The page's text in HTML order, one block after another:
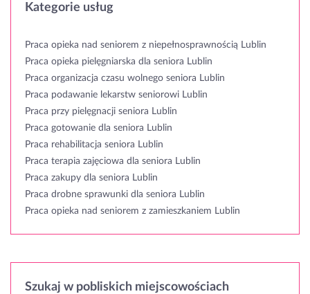
Kategorie usług
Praca opieka nad seniorem z niepełnosprawnością Lublin
Praca opieka pielęgniarska dla seniora Lublin
Praca organizacja czasu wolnego seniora Lublin
Praca podawanie lekarstw seniorowi Lublin
Praca przy pielęgnacji seniora Lublin
Praca gotowanie dla seniora Lublin
Praca rehabilitacja seniora Lublin
Praca terapia zajęciowa dla seniora Lublin
Praca zakupy dla seniora Lublin
Praca drobne sprawunki dla seniora Lublin
Praca opieka nad seniorem z zamieszkaniem Lublin
Szukaj w pobliskich miejscowościach